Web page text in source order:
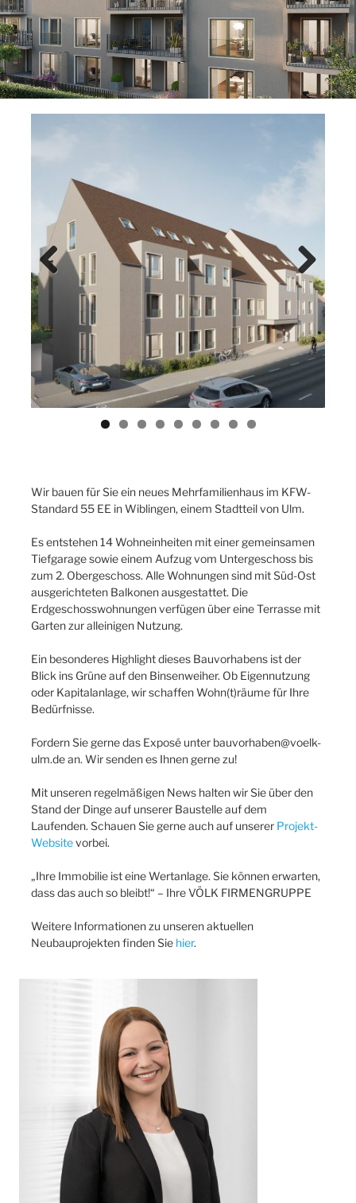
Previ
Next
Wir bauen für Sie ein neues Mehrfamilienhaus im KFW-
Standard 55 EE in Wiblingen, einem Stadtteil von Ulm.
Es entstehen 14 Wohneinheiten mit einer gemeinsamen
Tiefgarage sowie einem Aufzug vom Untergeschoss bis
zum 2. Obergeschoss. Alle Wohnungen sind mit Süd-Ost
ausgerichteten Balkonen ausgestattet. Die
Erdgeschosswohnungen verfügen über eine Terrasse mit
Garten zur alleinigen Nutzung.
Ein besonderes Highlight dieses Bauvorhabens ist der
Blick ins Grüne auf den Binsenweiher. Ob Eigennutzung
oder Kapitalanlage, wir schaffen Wohn(t)räume für Ihre
Bedürfnisse.
Fordern Sie gerne das Exposé unter bauvorhaben@voelk-
ulm.de an. Wir senden es Ihnen gerne zu!
Mit unseren regelmäßigen News halten wir Sie über den
Stand der Dinge auf unserer Baustelle auf dem
Laufenden. Schauen Sie gerne auch auf unserer Projekt-
Websitevorbei.
„Ihre Immobilie ist eine Wertanlage. Sie können erwarten,
dass das auch so bleibt!“ – Ihre VÖLK FIRMENGRUPPE
Weitere Informationen zu unseren aktuellen
Neubauprojekten finden Sie hier.